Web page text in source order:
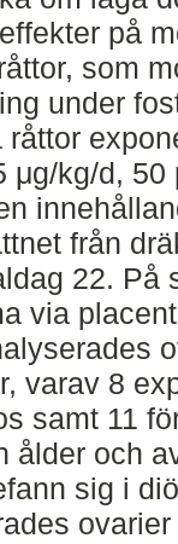
på
som
under
råttor
μg/kg/d,
från
22. På
via
varav 8
samt 11
ålder och
sig i